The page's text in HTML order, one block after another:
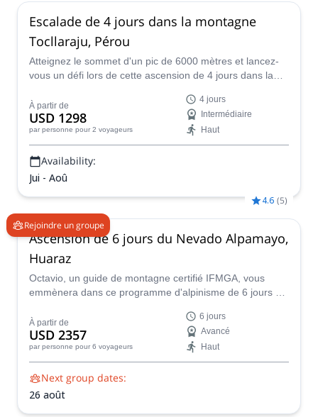
Escalade de 4 jours dans la montagne
Tocllaraju, Pérou
Atteignez le sommet d'un pic de 6000 mètres et lancez-
vous un défi lors de cette ascension de 4 jours dans la
montagne de l'IFMGA.
À partir de
USD 1298
par personne pour 2 voyageurs
4 jours
Intermédiaire
Haut
Availability:
Jui - Aoû
Rejoindre un groupe
4.6 (5)
Ascension de 6 jours du Nevado Alpamayo,
Huaraz
Octavio, un guide de montagne certifié IFMGA, vous
emmènera dans ce programme d'alpinisme de 6 jours au
cette magnifique montagne est une aventure exigeante et
palpitante !
À partir de
USD 2357
par personne pour 6 voyageurs
6 jours
Avancé
Haut
Next group dates:
26 août